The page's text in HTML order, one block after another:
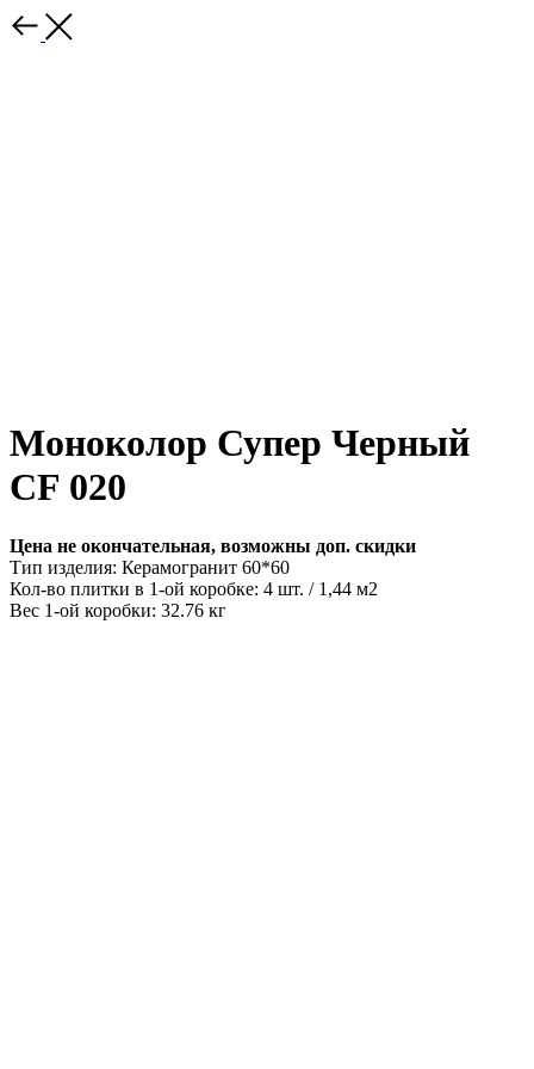
Моноколор Супер Черный
CF 020
Цена не окончательная, возможны доп. скидки
Тип изделия: Керамогранит 60*60
Кол-во плитки в 1-ой коробке: 4 шт. / 1,44 м2
Вес 1-ой коробки: 32.76 кг